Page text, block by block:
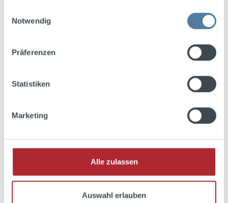
Notwendig
Präferenzen
Statistiken
Marketing
Alle zulassen
Auswahl erlauben
Johannisbeere 0,5L 22% vol.